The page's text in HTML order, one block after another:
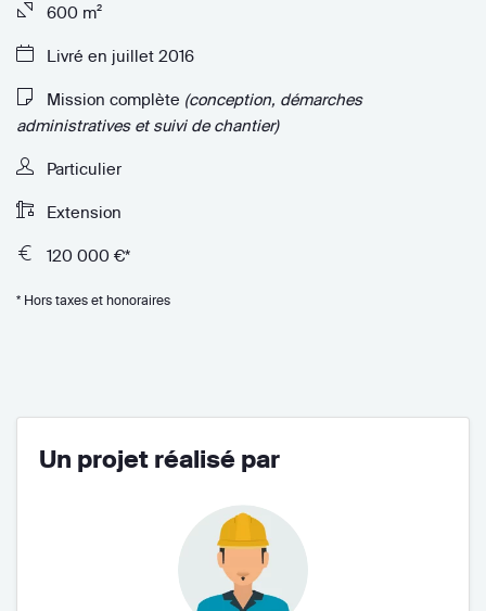
600 m²
Livré en juillet 2016
Mission complète (conception, démarches
administratives et suivi de chantier)
Particulier
Extension
120 000 €*
* Hors taxes et honoraires
Un projet réalisé par